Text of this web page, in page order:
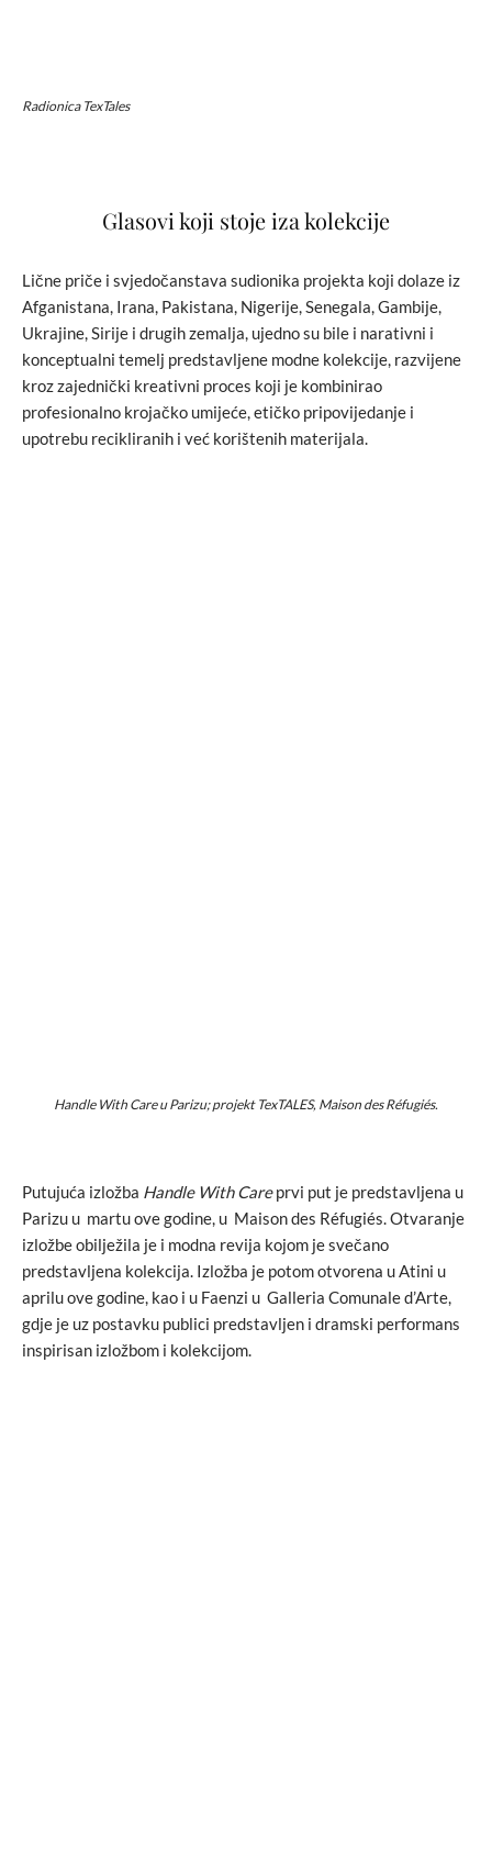
Radionica TexTales
Glasovi koji stoje iza kolekcije
Lične priče i svjedočanstava sudionika projekta koji dolaze iz
Afganistana, Irana, Pakistana, Nigerije, Senegala, Gambije,
Ukrajine, Sirije i drugih zemalja, ujedno su bile i narativni i
konceptualni temelj predstavljene modne kolekcije, razvijene
kroz zajednički kreativni proces koji je kombinirao
profesionalno krojačko umijeće, etičko pripovijedanje i
upotrebu recikliranih i već korištenih materijala.
Handle With Care u Parizu; projekt TexTALES, Maison des Réfugiés.
Putujuća izložba Handle With Careprvi put je predstavljena u
Parizu u martu ove godine, u Maison des Réfugiés. Otvaranje
izložbe obilježila je i modna revija kojom je svečano
predstavljena kolekcija. Izložba je potom otvorena u Atini u
aprilu ove godine, kao i u Faenzi u Galleria Comunale d’Arte,
gdje je uz postavku publici predstavljen i dramski performans
inspirisan izložbom i kolekcijom.